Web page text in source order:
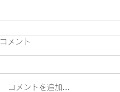
コメント
コメントを追加…